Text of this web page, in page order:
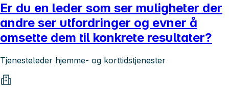
Er du en leder som ser muligheter der
andre ser utfordringer og evner å
omsette dem til konkrete resultater?
Tjenesteleder hjemme- og korttidstjenester